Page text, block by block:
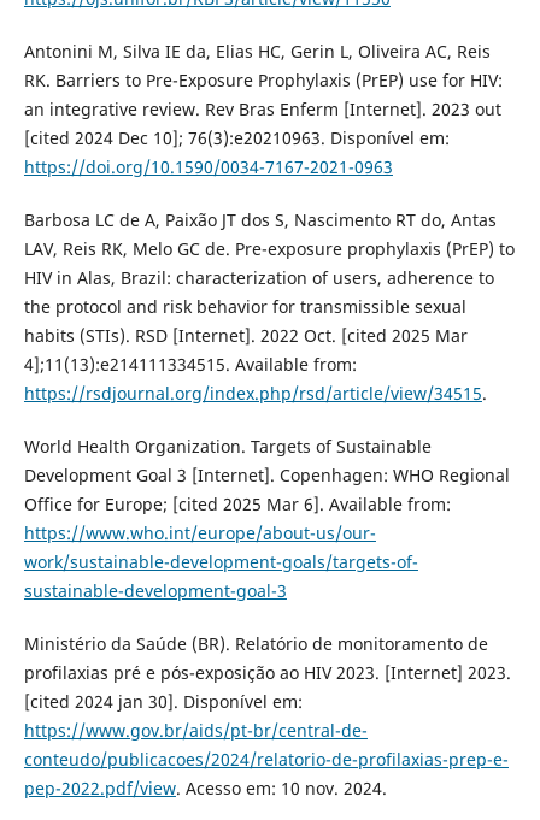
Antonini M, Silva IE da, Elias HC, Gerin L, Oliveira AC, Reis
RK. Barriers to Pre-Exposure Prophylaxis (PrEP) use for HIV:
an integrative review. Rev Bras Enferm [Internet]. 2023 out
[cited 2024 Dec 10]; 76(3):e20210963. Disponível em:
https://doi.org/10.1590/0034-7167-2021-0963
Barbosa LC de A, Paixão JT dos S, Nascimento RT do, Antas
LAV, Reis RK, Melo GC de. Pre-exposure prophylaxis (PrEP) to
HIV in Alas, Brazil: characterization of users, adherence to
the protocol and risk behavior for transmissible sexual
habits (STIs). RSD [Internet]. 2022 Oct. [cited 2025 Mar
4];11(13):e214111334515. Available from:
https://rsdjournal.org/index.php/rsd/article/view/34515.
World Health Organization. Targets of Sustainable
Development Goal 3 [Internet]. Copenhagen: WHO Regional
Office for Europe; [cited 2025 Mar 6]. Available from:
https://www.who.int/europe/about-us/our-
work/sustainable-development-goals/targets-of-
sustainable-development-goal-3
Ministério da Saúde (BR). Relatório de monitoramento de
profilaxias pré e pós-exposição ao HIV 2023. [Internet] 2023.
[cited 2024 jan 30]. Disponível em:
https://www.gov.br/aids/pt-br/central-de-
conteudo/publicacoes/2024/relatorio-de-profilaxias-prep-e-
pep-2022.pdf/view. Acesso em: 10 nov. 2024.